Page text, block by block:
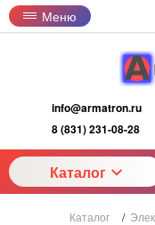
Меню
info@armatron.ru
8 (831) 231-08-28
Каталог
Каталог /